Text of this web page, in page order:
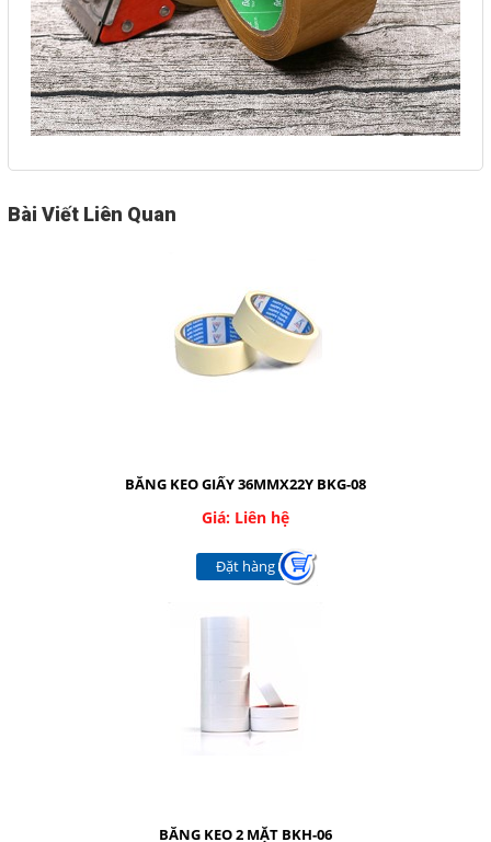
Bài Viết Liên Quan
BĂNG KEO GIẤY 36MMX22Y BKG-08
Giá: Liên hệ
Đặt hàng
BĂNG KEO 2 MẶT BKH-06
COPYRIGHT 2016. ALL RIGHTS RESERVED